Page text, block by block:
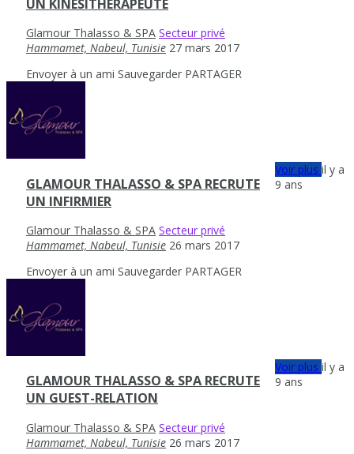
UN KINÉSITHÉRAPEUTE
Glamour Thalasso & SPA Secteur privé
Hammamet, Nabeul, Tunisie 27 mars 2017
Envoyer à un ami Sauvegarder PARTAGER
GLAMOUR THALASSO & SPA RECRUTE
UN INFIRMIER
Glamour Thalasso & SPA Secteur privé
Hammamet, Nabeul, Tunisie 26 mars 2017
Envoyer à un ami Sauvegarder PARTAGER
Voir plusil y a
9 ans
GLAMOUR THALASSO & SPA RECRUTE
UN GUEST-RELATION
Glamour Thalasso & SPA Secteur privé
Hammamet, Nabeul, Tunisie 26 mars 2017
Voir plusil y a
9 ans